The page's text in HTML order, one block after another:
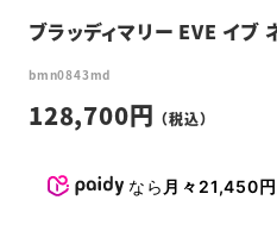
ブラッディマリー EVE イブ
bmn0843md
128,700
なら 月々21,450円